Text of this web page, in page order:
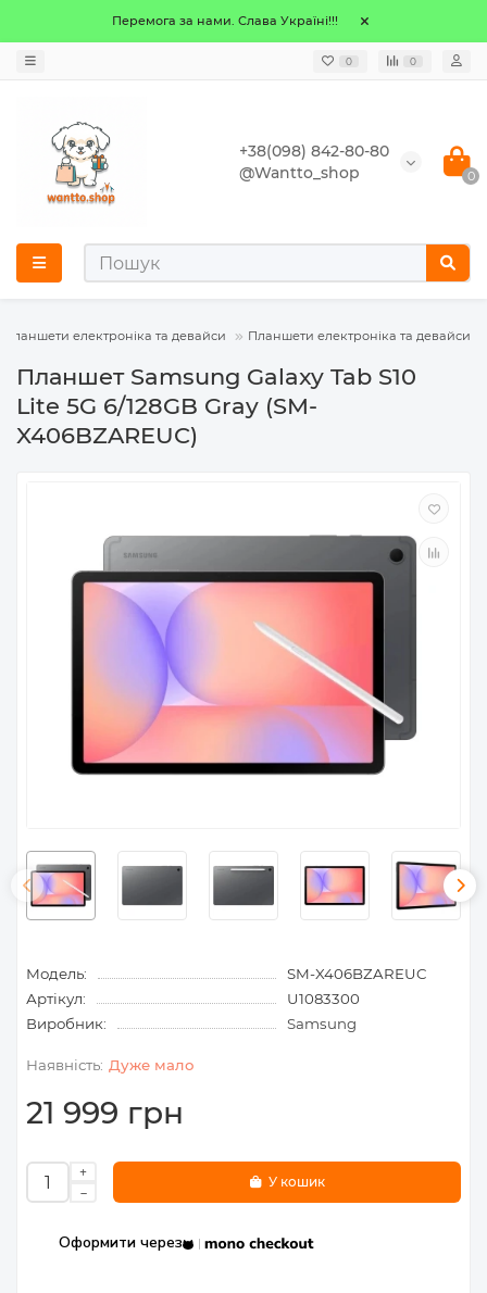
Перемога за нами. Слава Україні!!!
0 0
+38(098) 842-80-80
@Wantto_shop
0
планшети електроніка та девайси Планшети електроніка та девайси
Планшет Samsung Galaxy Tab S10
Lite 5G 6/128GB Gray (SM-
X406BZAREUC)
Модель:
SM-X406BZAREUC
Артікул:
U1083300
Виробник:
Samsung
Дуже мало
21 999 грн
У кошик
Оформити через